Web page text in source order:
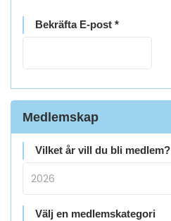
Bekräfta E-post *
Medlemskap
Vilket år vill du bli medlem?
Välj en medlemskategori